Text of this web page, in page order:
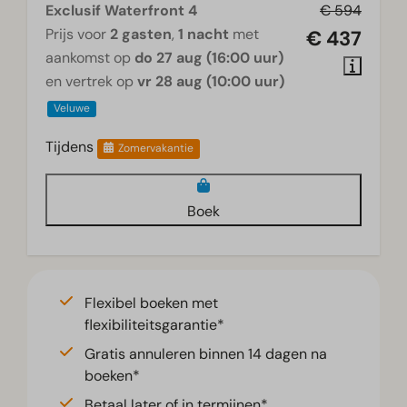
€ 594
€ 437
Exclusif Waterfront 4
Prijs voor 2 gasten, 1 nacht met
aankomst op do 27 aug (16:00 uur)
en vertrek op vr 28 aug (10:00 uur)
Veluwe
Tijdens Zomervakantie
Boek
Flexibel boeken met
flexibiliteitsgarantie*
Gratis annuleren binnen 14 dagen na
boeken*